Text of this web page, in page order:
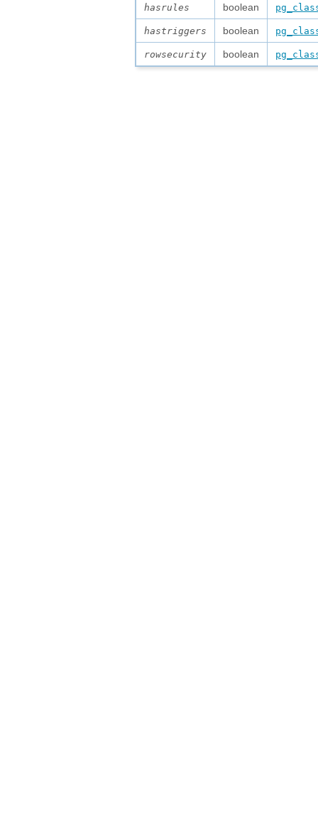
hasrules boolean
hastriggers boolean
rowsecurity boolean